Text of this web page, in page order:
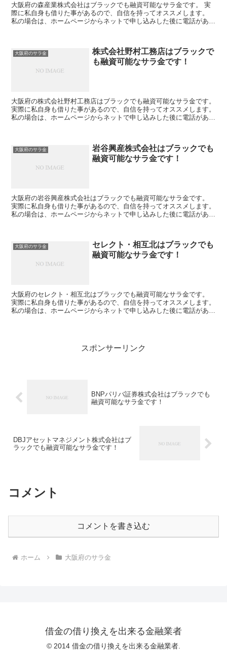
大阪府の森産業株式会社はブラックでも融資可能なサラ金です。 実
際に私自身も借りた事があるので、自信を持ってオススメします。
私の場合は、ホームページからネットで申し込みした後に電話があ
大阪府のサラ金
株式会社野村工務店はブラックで
も融資可能なサラ金です！
大阪府の株式会社野村工務店はブラックでも融資可能なサラ金です。
実際に私自身も借りた事があるので、自信を持ってオススメします。
私の場合は、ホームページからネットで申し込みした後に電話があ
大阪府のサラ金
岩谷興産株式会社はブラックでも
融資可能なサラ金です！
大阪府の岩谷興産株式会社はブラックでも融資可能なサラ金です。
実際に私自身も借りた事があるので、自信を持ってオススメします。
私の場合は、ホームページからネットで申し込みした後に電話があ
大阪府のサラ金
セレクト・相互北はブラックでも
融資可能なサラ金です！
大阪府のセレクト・相互北はブラックでも融資可能なサラ金です。
実際に私自身も借りた事があるので、自信を持ってオススメします。
私の場合は、ホームページからネットで申し込みした後に電話があ
スポンサーリンク
BNPパリバ証券株式会社はブラックでも
融資可能なサラ金です！
DBJアセットマネジメント株式会社はブ
ラックでも融資可能なサラ金です！
コメント
コメントを書き込む
ホーム 大阪府のサラ金
借金の借り換えを出来る金融業者
© 2014 借金の借り換えを出来る金融業者.